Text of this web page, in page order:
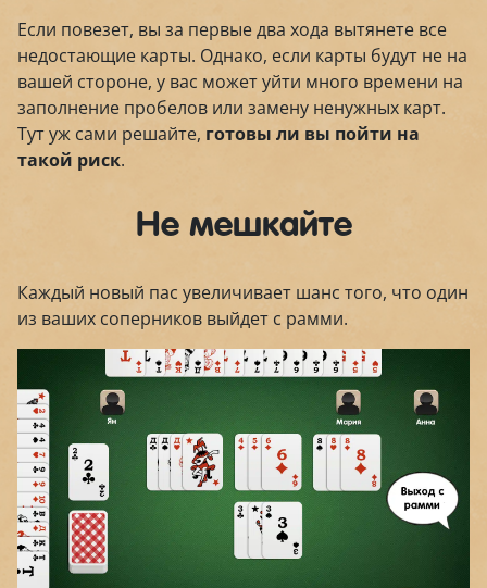
Если повезет, вы за первые два хода вытянете все
недостающие карты. Однако, если карты будут не на
вашей стороне, у вас может уйти много времени на
заполнение пробелов или замену ненужных карт.
Тут уж сами решайте, готовы ли вы пойти на
такой риск.
Не мешкайте
Каждый новый пас увеличивает шанс того, что один
из ваших соперников выйдет с рамми.